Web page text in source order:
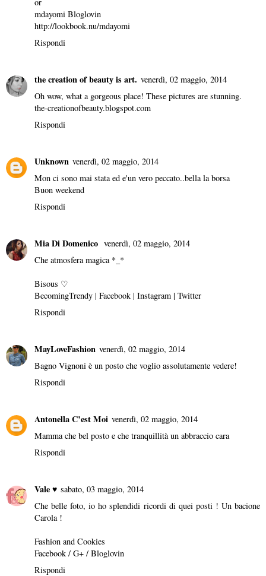
mdayomi Bloglovin
http://lookbook.nu/mdayomi
Rispondi
the creation of beauty is art. venerdì, 02 maggio, 2014
Oh wow, what a gorgeous place! These pictures are stunning.
the-creationofbeauty.blogspot.com
Rispondi
Unknown venerdì, 02 maggio, 2014
Mon ci sono mai stata ed e'un vero peccato..bella la borsa
Buon weekend
Rispondi
Mia Di Domenico venerdì, 02 maggio, 2014
Che atmosfera magica *_*
Bisous ♡
BecomingTrendy | Facebook | Instagram | Twitter
Rispondi
MayLoveFashion venerdì, 02 maggio, 2014
Bagno Vignoni è un posto che voglio assolutamente vedere!
Rispondi
Antonella C’est Moi venerdì, 02 maggio, 2014
Mamma che bel posto e che tranquillità un abbraccio cara
Rispondi
Vale ♥ sabato, 03 maggio, 2014
Che belle foto, io ho splendidi ricordi di quei posti ! Un bacione
Carola !
Fashion and Cookies
Facebook / G+ / Bloglovin
Rispondi